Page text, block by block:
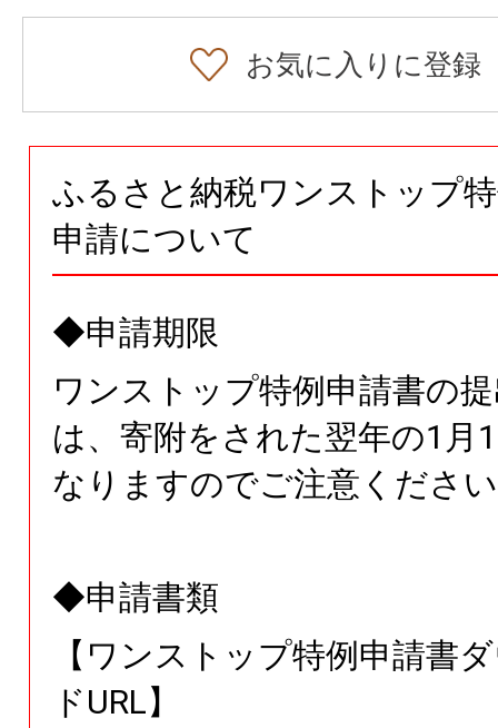
お気に入りに登録
ふるさと納税ワンストップ
申請について
◆申請期限
ワンストップ特例申請書の
は、寄附をされた翌年の1月
なりますのでご注意くださ
◆申請書類
【ワンストップ特例申請書
ドURL】